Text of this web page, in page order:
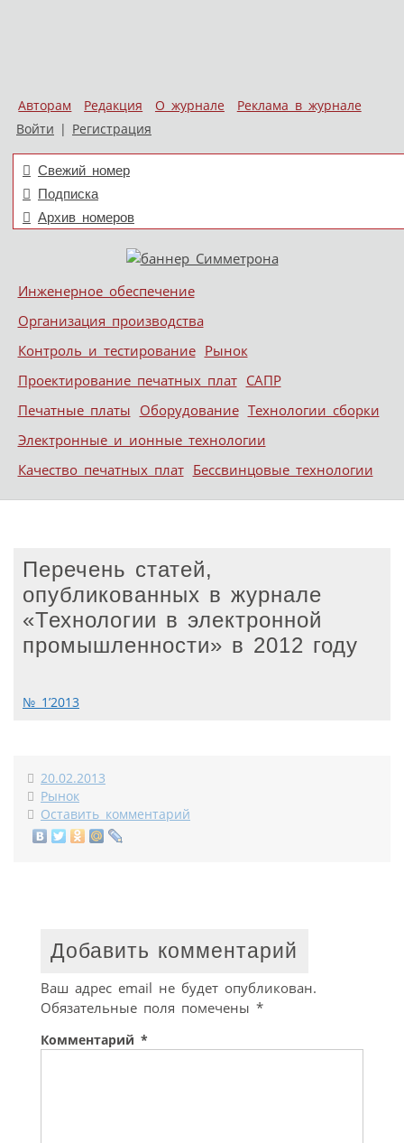
Авторам Редакция О журнале
Реклама в журнале
Войти | Регистрация
Свежий номер
Подписка
Архив номеров
Меню
Skip to content
Инженерное обеспечение
Организация производства
Контроль и тестирование Рынок
Проектирование печатных плат САПР
Печатные платы Оборудование Технологии сборки
Электронные и ионные технологии
Качество печатных плат Бессвинцовые технологии
Перечень статей,
опубликованных в журнале
«Технологии в электронной
промышленности» в 2012 году
№ 1’2013
20.02.2013
Рынок
Оставить комментарий
Добавить комментарий
Ваш адрес email не будет опубликован.
Обязательные поля помечены *
Комментарий *